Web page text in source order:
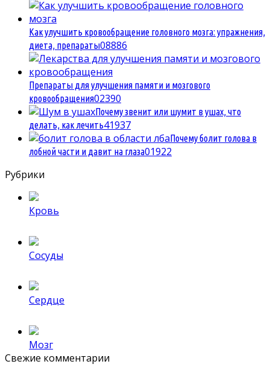
Как улучшить кровообращение головного мозга: упражнения,
диета, препараты08886
Препараты для улучшения памяти и мозгового
кровообращения02390
Почему звенит или шумит в ушах, что
делать, как лечить41937
Почему болит голова в
лобной части и давит на глаза01922
Рубрики
Кровь
Сосуды
Сердце
Мозг
Свежие комментарии